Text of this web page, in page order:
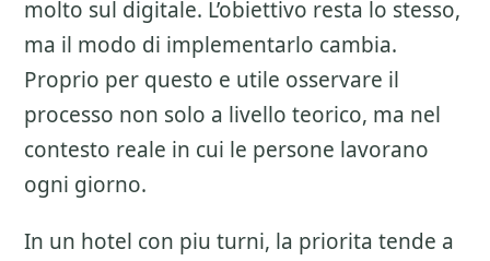
molto sul digitale. L’obiettivo resta lo stesso,
ma il modo di implementarlo cambia.
Proprio per questo e utile osservare il
processo non solo a livello teorico, ma nel
contesto reale in cui le persone lavorano
ogni giorno.
In un hotel con piu turni, la priorita tende a